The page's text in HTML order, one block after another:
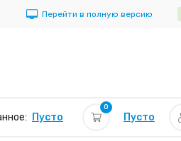
Перейти в полную версию
Пусто
0
Пусто